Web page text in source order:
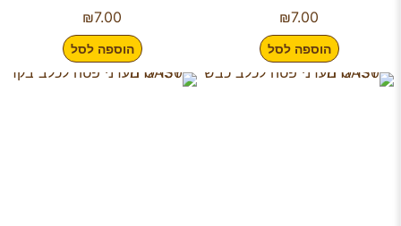
₪7.00
הוספה לסל
₪7.00
הוספה לסל